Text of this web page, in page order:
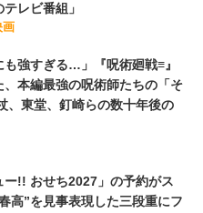
レビ番組」
画
も強すぎる…」『呪術廻戦≡』
、本編最強の呪術師たちの「そ
、東堂、釘崎らの数十年後の
ー!! おせち2027」の予約がス
高”を見事表現した三段重にフ